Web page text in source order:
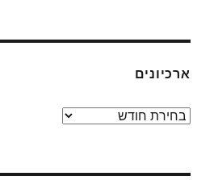
ארכיונים
ארכיונים